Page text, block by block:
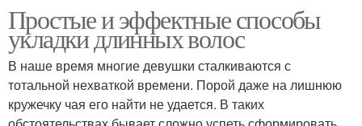
Простые и эффектные способы
укладки длинных волос
В наше время многие девушки сталкиваются с
тотальной нехваткой времени. Порой даже на лишнюю
кружечку чая его найти не удается. В таких